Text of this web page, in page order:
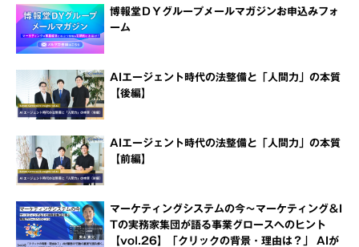
博報堂ＤＹグループメールマガジンお申込みフォ
ーム
AIエージェント時代の法整備と「人間力」の本質
【後編】
AIエージェント時代の法整備と「人間力」の本質
【前編】
マーケティングシステムの今～マーケティング＆I
Tの実務家集団が語る事業グロースへのヒント
【vol.26】「クリックの背景・理由は？」 AIが